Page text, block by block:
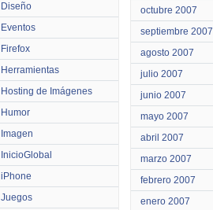
Diseño
Eventos
Firefox
Herramientas
Hosting de Imágenes
Humor
Imagen
InicioGlobal
iPhone
Juegos
octubre 2007
septiembre 2007
agosto 2007
julio 2007
junio 2007
mayo 2007
abril 2007
marzo 2007
febrero 2007
enero 2007